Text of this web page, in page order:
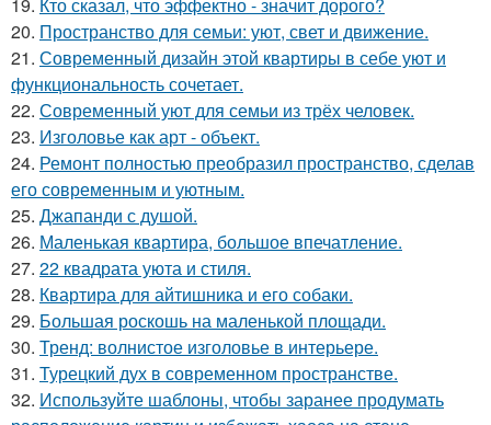
20. Пространство для семьи: уют, свет и движение.
21. Современный дизайн этой квартиры в себе уют и
функциональность сочетает.
22. Современный уют для семьи из трёх человек.
23. Изголовье как арт - объект.
24. Ремонт полностью преобразил пространство, сделав
его современным и уютным.
25. Джапанди с душой.
26. Маленькая квартира, большое впечатление.
27. 22 квадрата уюта и стиля.
28. Квартира для айтишника и его собаки.
29. Большая роскошь на маленькой площади.
30. Тренд: волнистое изголовье в интерьере.
31. Турецкий дух в современном пространстве.
32. Используйте шаблоны, чтобы заранее продумать